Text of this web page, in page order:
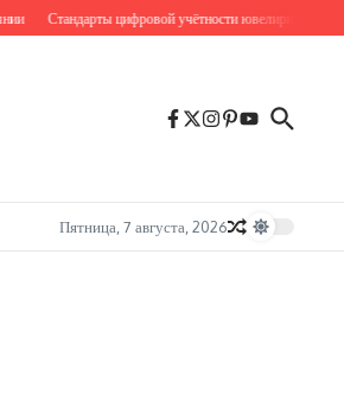
Стандарты цифровой учётности ювелирных
Пятница, 7 августа, 2026